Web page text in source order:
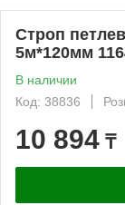
Строп
5м*120мм
В наличии
Код: 38836
10 894 ₸